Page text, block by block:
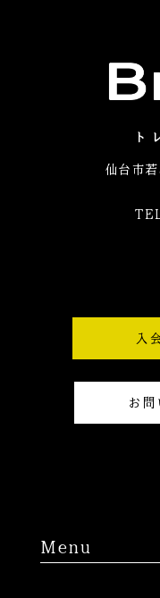
ト
仙台市
入
お
Menu